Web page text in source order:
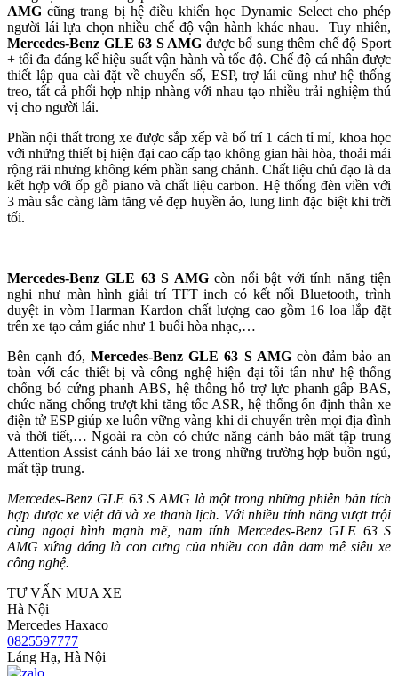
AMG cũng trang bị hệ điều khiển học Dynamic Select cho phép
người lái lựa chọn nhiều chế độ vận hành khác nhau. Tuy nhiên,
Mercedes-Benz GLE 63 S AMG được bổ sung thêm chế độ Sport
+ tối đa đáng kể hiệu suất vận hành và tốc độ. Chế độ cá nhân được
thiết lập qua cài đặt về chuyển số, ESP, trợ lái cũng như hệ thống
treo, tất cả phối hợp nhịp nhàng với nhau tạo nhiều trải nghiệm thú
vị cho người lái.
Phần nội thất trong xe được sắp xếp và bố trí 1 cách tỉ mỉ, khoa học
với những thiết bị hiện đại cao cấp tạo không gian hài hòa, thoải mái
rộng rãi nhưng không kém phần sang chảnh. Chất liệu chủ đạo là da
kết hợp với ốp gỗ piano và chất liệu carbon. Hệ thống đèn viền với
3 màu sắc càng làm tăng vẻ đẹp huyền ảo, lung linh đặc biệt khi trời
tối.
Mercedes-Benz GLE 63 S AMGcòn nổi bật với tính năng tiện
nghi như màn hình giải trí TFT inch có kết nối Bluetooth, trình
duyệt in vòm Harman Kardon chất lượng cao gồm 16 loa lắp đặt
trên xe tạo cảm giác như 1 buổi hòa nhạc,…
Bên cạnh đó,Mercedes-Benz GLE 63 S AMGcòn đảm bảo an
toàn với các thiết bị và công nghệ hiện đại tối tân như hệ thống
chống bó cứng phanh ABS, hệ thống hỗ trợ lực phanh gấp BAS,
chức năng chống trượt khi tăng tốc ASR, hệ thống ổn định thân xe
điện tử ESP giúp xe luôn vững vàng khi di chuyển trên mọi địa đình
và thời tiết,… Ngoài ra còn có chức năng cảnh báo mất tập trung
Attention Assist cảnh báo lái xe trong những trường hợp buồn ngủ,
mất tập trung.
Mercedes-Benz GLE 63 S AMG là một trong những phiên bản tích
hợp được xe việt dã và xe thanh lịch. Với nhiều tính năng vượt trội
cùng ngoại hình mạnh mẽ, nam tính Mercedes-Benz GLE 63 S
AMG xứng đáng là con cưng của nhiều con dân đam mê siêu xe
công nghệ.
TƯ VẤN MUA XE
Hà Nội
Mercedes Haxaco
0825597777
Láng Hạ, Hà Nội